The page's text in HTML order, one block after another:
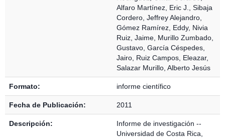
Alfaro Martínez, Eric J.
Sibaja
Cordero, Jeffrey Alejandro
Gómez Ramírez, Eddy, Nivia
Ruiz, Jaime Murillo Zumbado,
Gustavo García Céspedes,
Jairo Ruiz Campos, Eleazar,
Salazar Murillo, Alberto Jesús
Formato: informe científico
Fecha de Publicación: 2011
Descripción:
Informe de investigación --
Universidad de Costa Rica,